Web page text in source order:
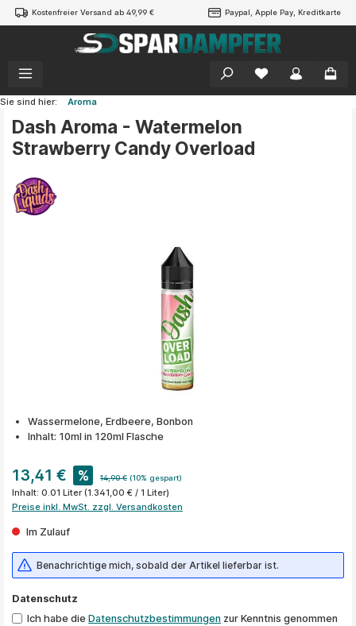
springen
Kostenfreier Versand ab 49,99 € Paypal, Apple Pay, Kreditkarte
Sie sind hier: Aroma
Dash Aroma - Watermelon
Strawberry Candy Overload
Wassermelone, Erdbeere, Bonbon
Inhalt: 10ml in 120ml Flasche
13,41 € % 14,90 € (10% gespart)
Inhalt: 0.01 Liter (1.341,00 € / 1 Liter)
Preise inkl. MwSt. zzgl. Versandkosten
Im Zulauf
Benachrichtige mich, sobald der Artikel lieferbar ist.
Datenschutz
Ich habe dieDatenschutzbestimmungen zur Kenntnis genommen